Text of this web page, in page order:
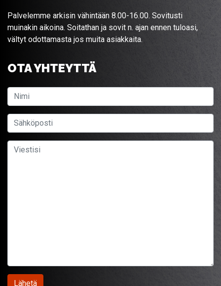
Palvelemme arkisin vähintään 8.00-16.00. Sovitusti
muinakin aikoina. Soitathan ja sovit n. ajan ennen tuloasi,
vältyt odottamasta jos muita asiakkaita.
OTA YHTEYTTÄ